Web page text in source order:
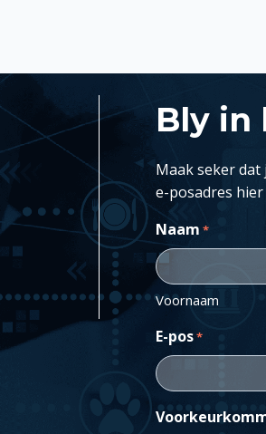
Bly in
Maak seker
e-posadres
Naam *
Voornaam
E-pos*